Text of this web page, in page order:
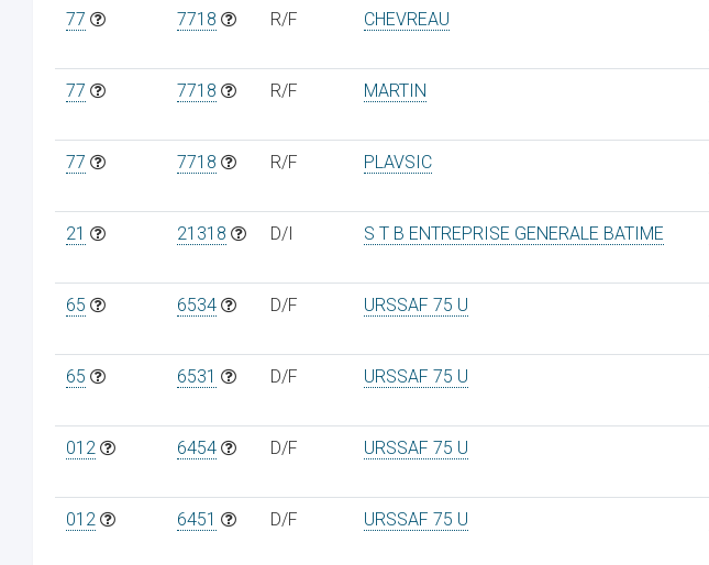
77 7718 R/F CHEVREAU
77 7718 R/F MARTIN
77 7718 R/F PLAVSIC
21 21318 D/I S T B ENTREPRISE GENERALE BATIME
65 6534 D/F URSSAF 75 U
65 6531 D/F URSSAF 75 U
012 6454 D/F URSSAF 75 U
012 6451 D/F URSSAF 75 U